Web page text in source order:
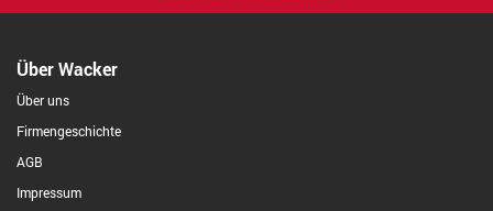
Über Wacker
Über uns
Firmengeschichte
AGB
Impressum